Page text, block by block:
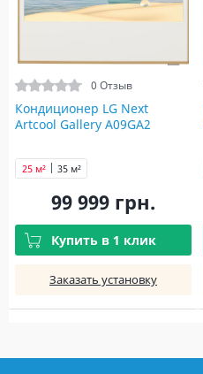
0 Отзыв
Кондиционер LG Next
Artcool Gallery A09GA2
25 м² 35 м²
99 999 грн.
Купить в 1 клик
Заказать установку